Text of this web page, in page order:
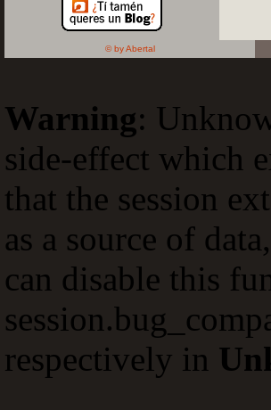
© by Abertal
Warning:
side-effect which
that the session
as a source of
can disable this
respectively in